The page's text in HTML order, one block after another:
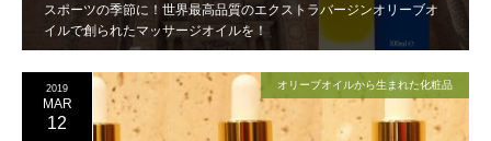
スポーツの季節に！世界最高品質のエクストラバージンオリーブオ
イルで創られたマッサージオイルを！
2019
MAR
12
オリーブオイルから生まれた化粧品